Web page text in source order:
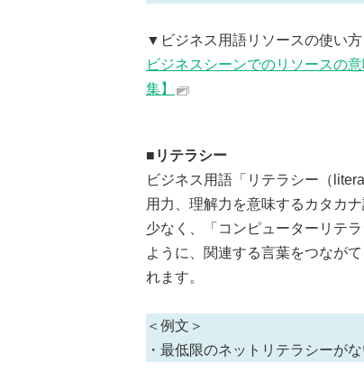
▼ビジネス用語リソースの使い
ビジネスシーンでのリソースの
集】
■リテラシー
ビジネス用語「リテラシー（
用力、理解力を意味するカタカ
少なく、「コンピューターリテ
ように、関連する言葉をつなが
れます。
＜例文＞
・最低限のネットリテラシーがな